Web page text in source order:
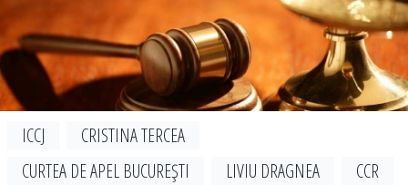
ICCJ
CRISTINA TERCEA
CURTEA DE APEL BUCUREŞTI
LIVIU DRAGNEA
CCR